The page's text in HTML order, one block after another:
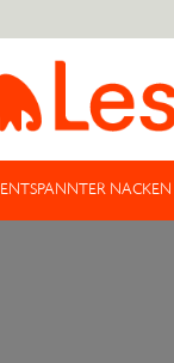
ENTSPANNTER NACKEN